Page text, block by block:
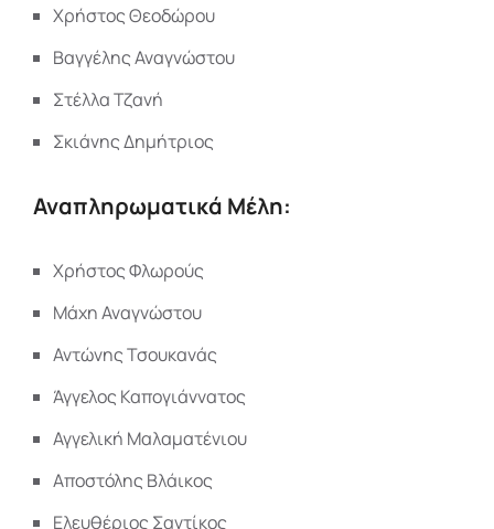
Χρήστος Θεοδώρου
Βαγγέλης Αναγνώστου
Στέλλα Τζανή
Σκιάνης Δημήτριος
Αναπληρωματικά Μέλη:
Χρήστος Φλωρούς
Μάχη Αναγνώστου
Αντώνης Τσουκανάς
Άγγελος Καπογιάννατος
Αγγελική Μαλαματένιου
Αποστόλης Βλάικος
Ελευθέριος Σαντίκος